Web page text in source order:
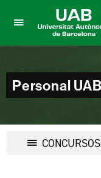
aquí
desplegar
el
menú
de
Barcelona
Personal UAB